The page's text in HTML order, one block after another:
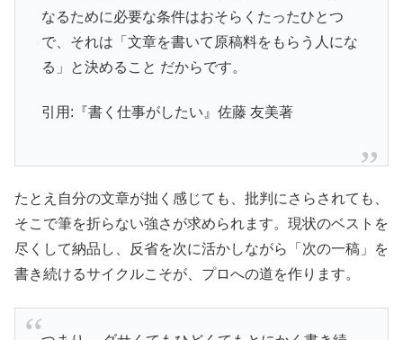
なるために必要な条件はおそらくたったひとつ
で、それは「文章を書いて原稿料をもらう人にな
る」と決めること だからです。
引用:『書く仕事がしたい』佐藤 友美著
たとえ自分の文章が拙く感じても、批判にさらされても、
そこで筆を折らない強さが求められます。現状のベストを
尽くして納品し、反省を次に活かしながら「次の一稿」を
書き続けるサイクルこそが、プロへの道を作ります。